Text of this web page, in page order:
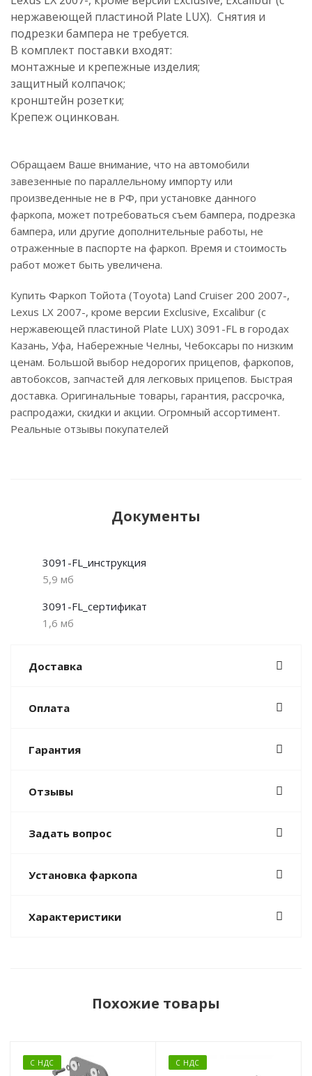
нержавеющей пластиной Plate LUX). Снятия и
подрезки бампера не требуется.
В комплект поставки входят:
монтажные и крепежные изделия;
защитный колпачок;
кронштейн розетки;
Крепеж оцинкован.
Обращаем Ваше внимание, что на автомобили
завезенные по параллельному импорту или
произведенные не в РФ, при установке данного
фаркопа, может потребоваться съем бампера, подрезка
бампера, или другие дополнительные работы, не
отраженные в паспорте на фаркоп. Время и стоимость
работ может быть увеличена.
Купить Фаркоп Тойота (Toyota) Land Cruiser 200 2007-,
Lexus LX 2007-, кроме версии Exclusive, Excalibur (с
нержавеющей пластиной Plate LUX) 3091-FL в городах
Казань, Уфа, Набережные Челны, Чебоксары по низким
ценам. Большой выбор недорогих прицепов, фаркопов,
автобоксов, запчастей для легковых прицепов. Быстрая
доставка. Оригинальные товары, гарантия, рассрочка,
распродажи, скидки и акции. Огромный ассортимент.
Реальные отзывы покупателей
Документы
3091-FL_инструкция
5,9 мб
3091-FL_сертификат
1,6 мб
Доставка
Оплата
Гарантия
Отзывы
Задать вопрос
Установка фаркопа
Характеристики
Похожие товары
С НДС С НДС